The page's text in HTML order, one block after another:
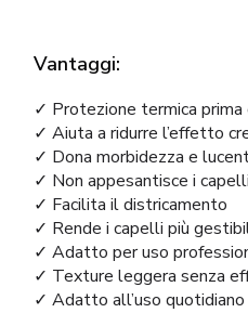
Vantaggi:
✓ Protezione termica prima
✓ Aiuta a ridurre l’effetto
✓ Dona morbidezza e
✓ Non appesantisce i capelli
✓ Facilita il districamento
✓ Rende i capelli più
✓ Adatto per uso
✓ Texture leggera senza
✓ Adatto all’uso quotidiano